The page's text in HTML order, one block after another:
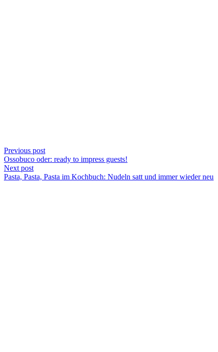
Previous post
Ossobuco oder: ready to impress guests!
Next post
Pasta, Pasta, Pasta im Kochbuch: Nudeln satt und immer wieder neu